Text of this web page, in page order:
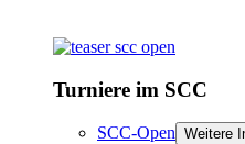
Turniere im SCC
SCC-Open Weitere